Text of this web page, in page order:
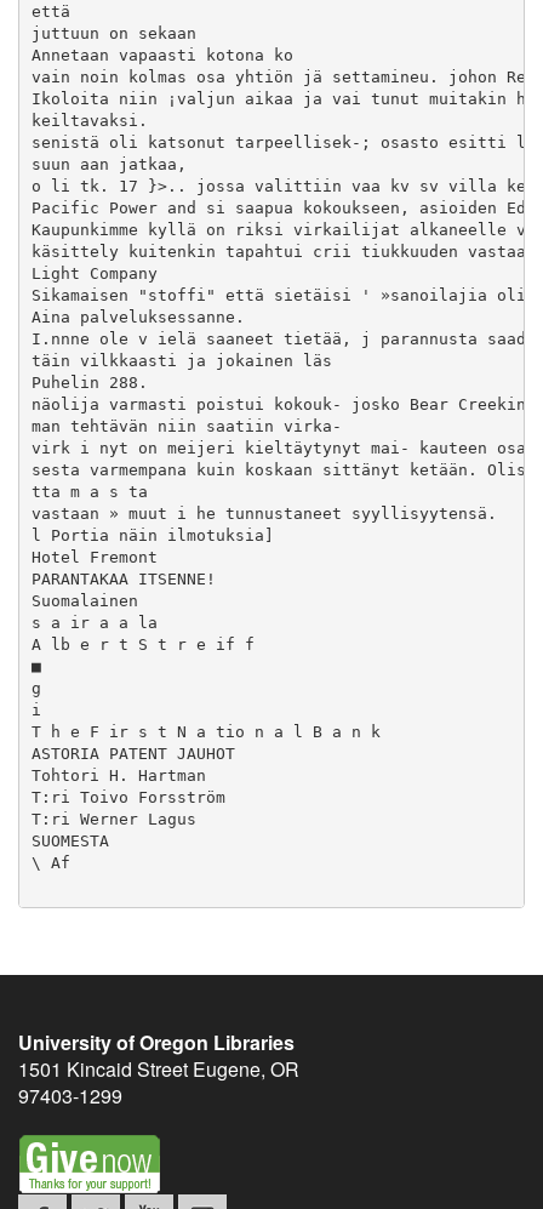
University of Oregon Libraries
1501 Kincaid Street Eugene, OR
97403-1299